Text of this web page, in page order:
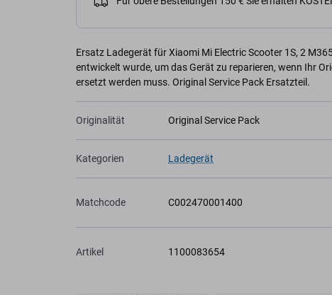
Ersatz Ladegerät für Xiaomi Mi Electric Scooter 1S, 2
entwickelt wurde, um das Gerät zu reparieren, wenn Ihr
ersetzt werden muss. Original Service Pack Ersatzteil.
Originalität Original Service Pack
Kategorien Ladegerät
Matchcode C002470001400
Artikel 1100083654